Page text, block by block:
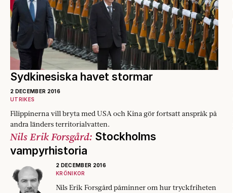
Sydkinesiska havet stormar
2 DECEMBER 2016
UTRIKES
Filippinerna vill bryta med USA och Kina gör fortsatt anspråk på
andra länders territorialvatten.
Nils Erik Forsgård: Stockholms
vampyrhistoria
2 DECEMBER 2016
KRÖNIKOR
Nils Erik Forsgård påminner om hur tryckfriheten